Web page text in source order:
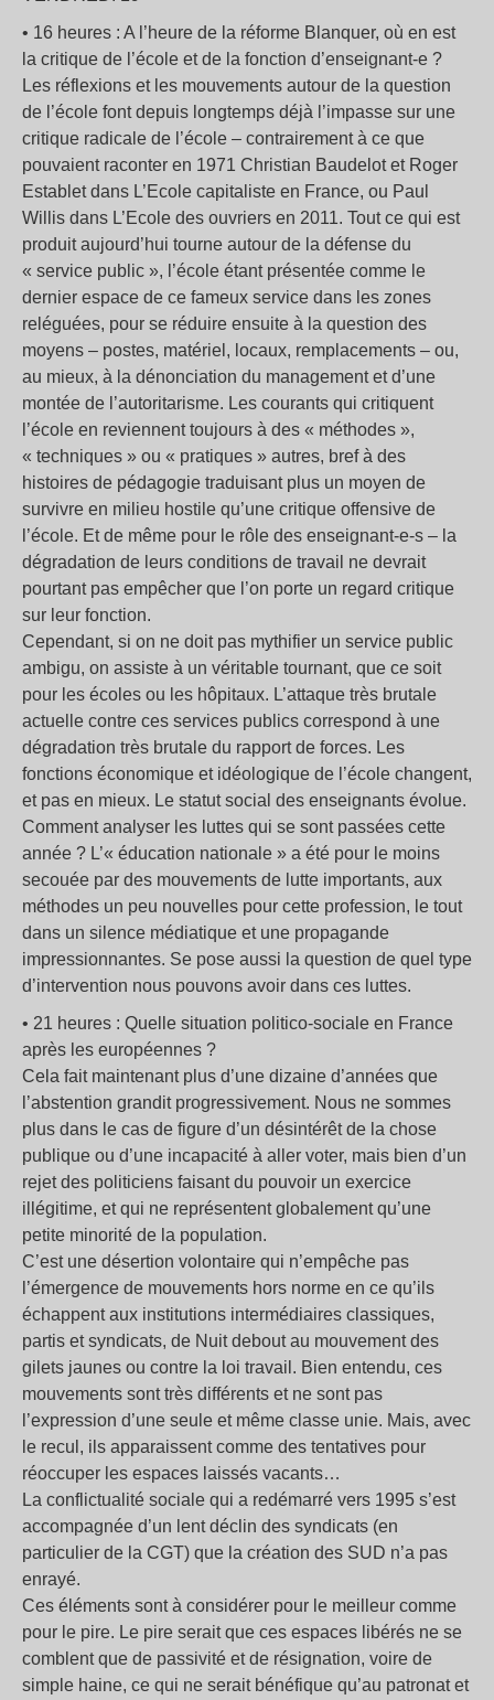
• 16 heures : A l’heure de la réforme Blanquer, où en est
la critique de l’école et de la fonction d’enseignant-e ?
Les réflexions et les mouvements autour de la question
de l’école font depuis longtemps déjà l’impasse sur une
critique radicale de l’école – contrairement à ce que
pouvaient raconter en 1971 Christian Baudelot et Roger
Establet dans L’Ecole capitaliste en France, ou Paul
Willis dans L’Ecole des ouvriers en 2011. Tout ce qui est
produit aujourd’hui tourne autour de la défense du
« service public », l’école étant présentée comme le
dernier espace de ce fameux service dans les zones
reléguées, pour se réduire ensuite à la question des
moyens – postes, matériel, locaux, remplacements – ou,
au mieux, à la dénonciation du management et d’une
montée de l’autoritarisme. Les courants qui critiquent
l’école en reviennent toujours à des « méthodes »,
« techniques » ou « pratiques » autres, bref à des
histoires de pédagogie traduisant plus un moyen de
survivre en milieu hostile qu’une critique offensive de
l’école. Et de même pour le rôle des enseignant-e-s – la
dégradation de leurs conditions de travail ne devrait
pourtant pas empêcher que l’on porte un regard critique
sur leur fonction.
Cependant, si on ne doit pas mythifier un service public
ambigu, on assiste à un véritable tournant, que ce soit
pour les écoles ou les hôpitaux. L’attaque très brutale
actuelle contre ces services publics correspond à une
dégradation très brutale du rapport de forces. Les
fonctions économique et idéologique de l’école changent,
et pas en mieux. Le statut social des enseignants évolue.
Comment analyser les luttes qui se sont passées cette
année ? L’« éducation nationale » a été pour le moins
secouée par des mouvements de lutte importants, aux
méthodes un peu nouvelles pour cette profession, le tout
dans un silence médiatique et une propagande
impressionnantes. Se pose aussi la question de quel type
d’intervention nous pouvons avoir dans ces luttes.
• 21 heures : Quelle situation politico-sociale en France
après les européennes ?
Cela fait maintenant plus d’une dizaine d’années que
l’abstention grandit progressivement. Nous ne sommes
plus dans le cas de figure d’un désintérêt de la chose
publique ou d’une incapacité à aller voter, mais bien d’un
rejet des politiciens faisant du pouvoir un exercice
illégitime, et qui ne représentent globalement qu’une
petite minorité de la population.
C’est une désertion volontaire qui n’empêche pas
l’émergence de mouvements hors norme en ce qu’ils
échappent aux institutions intermédiaires classiques,
partis et syndicats, de Nuit debout au mouvement des
gilets jaunes ou contre la loi travail. Bien entendu, ces
mouvements sont très différents et ne sont pas
l’expression d’une seule et même classe unie. Mais, avec
le recul, ils apparaissent comme des tentatives pour
réoccuper les espaces laissés vacants…
La conflictualité sociale qui a redémarré vers 1995 s’est
accompagnée d’un lent déclin des syndicats (en
particulier de la CGT) que la création des SUD n’a pas
enrayé.
Ces éléments sont à considérer pour le meilleur comme
pour le pire. Le pire serait que ces espaces libérés ne se
comblent que de passivité et de résignation, voire de
simple haine, ce qui ne serait bénéfique qu’au patronat et